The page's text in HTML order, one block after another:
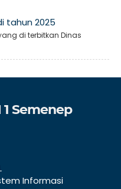
tahun 2025
di terbitkan Dinas
Semenep
Informasi